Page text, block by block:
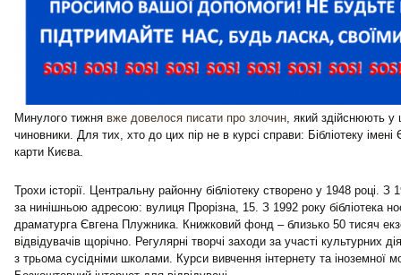
Минулого тижня вже довелося писати про злочин , який здійснюють у
чиновники. Для тих, хто до цих пір не в курсі справи: Бібліотеку
карти Києва.
Трохи історії. Центральну районну бібліотеку створено у 1948 році. З
за нинішньою адресою: вулиця Прорізна, 15. З 1992 року бібліотека
драматурга Євгена Плужника. Книжковий фонд – близько 50 тисяч
відвідувачів щорічно. Регулярні творчі заходи за участі культурних
з трьома сусідніми школами. Курси вивчення інтернету та іноземної